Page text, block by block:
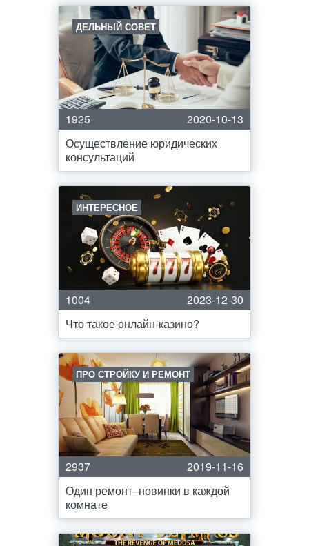
ДЕЛЬНЫЙ СОВЕТ
1925
2020-10-13
Осуществление юридических
консультаций
ИНТЕРЕСНОЕ
1004
2023-12-30
Что такое онлайн-казино?
ПРО СТРОЙКУ И РЕМОНТ
2937
2019-11-16
Один ремонт–новинки в каждой
комнате